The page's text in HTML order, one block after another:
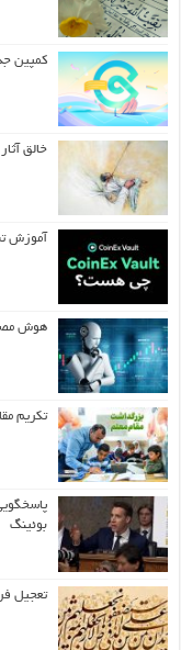
کمپین
خالق
آموزش
هوش
تکریم
بوئینگ
تعجیل